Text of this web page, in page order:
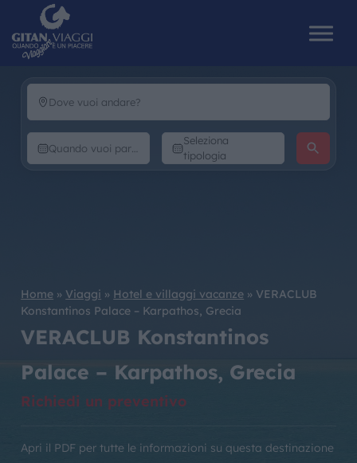
Seleziona
tipologia
HOME
IL MONDO GITAN
CONTATTI
Home » Viaggi » Hotel e villaggi vacanze » VERACLUB
Konstantinos Palace – Karpathos, Grecia
VERACLUB Konstantinos
Palace – Karpathos, Grecia
Richiedi un preventivo
Apri il PDF per tutte le informazioni su questa destinazione